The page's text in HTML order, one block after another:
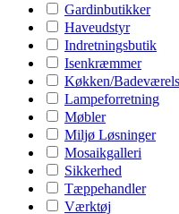
Gardinbutikker
Haveudstyr
Indretningsbutik
Isenkræmmer
Køkken/
Lampeforretning
Møbler
Miljø Løsninger
Mosaikgalleri
Sikkerhed
Tæppehandler
Værktøj